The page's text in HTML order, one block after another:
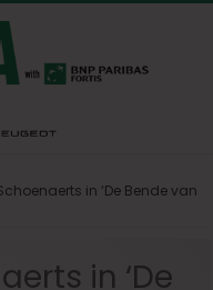
in ‘De Bende van
in ‘De